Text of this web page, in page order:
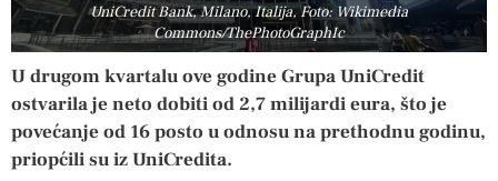
UniCredit Bank, Milano, Italija, Foto: Wikimedia
Commons/ThePhotoGraphIc
U drugom kvartalu ove godine Grupa UniCredit
ostvarila je neto dobiti od 2,7 milijardi eura, što je
povećanje od 16 posto u odnosu na prethodnu godinu,
priopćili su iz UniCredita.